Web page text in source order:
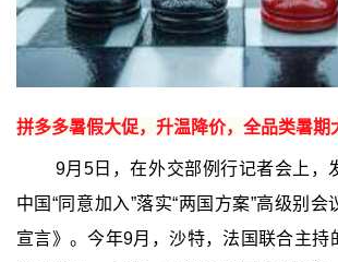
拼多多暑假大促，升温降价，全品类暑期
9月5日，在外交部例行记者会上，
中国“同意加入”落实“两国方案”高级别
宣言》。今年9月，沙特，法国联合主持